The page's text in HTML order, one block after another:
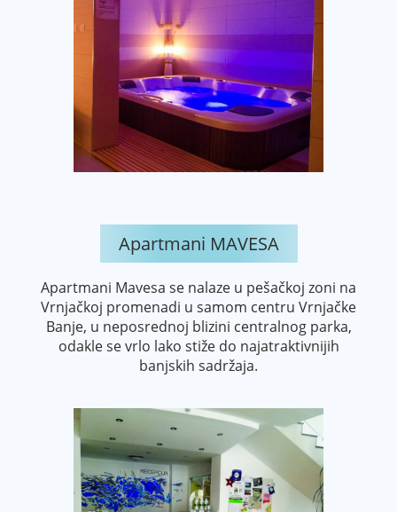
Apartmani MAVESA
Apartmani Mavesa se nalaze u pešačkoj zoni na
Vrnjačkoj promenadi u samom centru Vrnjačke
Banje, u neposrednoj blizini centralnog parka,
odakle se vrlo lako stiže do najatraktivnijih
banjskih sadržaja.